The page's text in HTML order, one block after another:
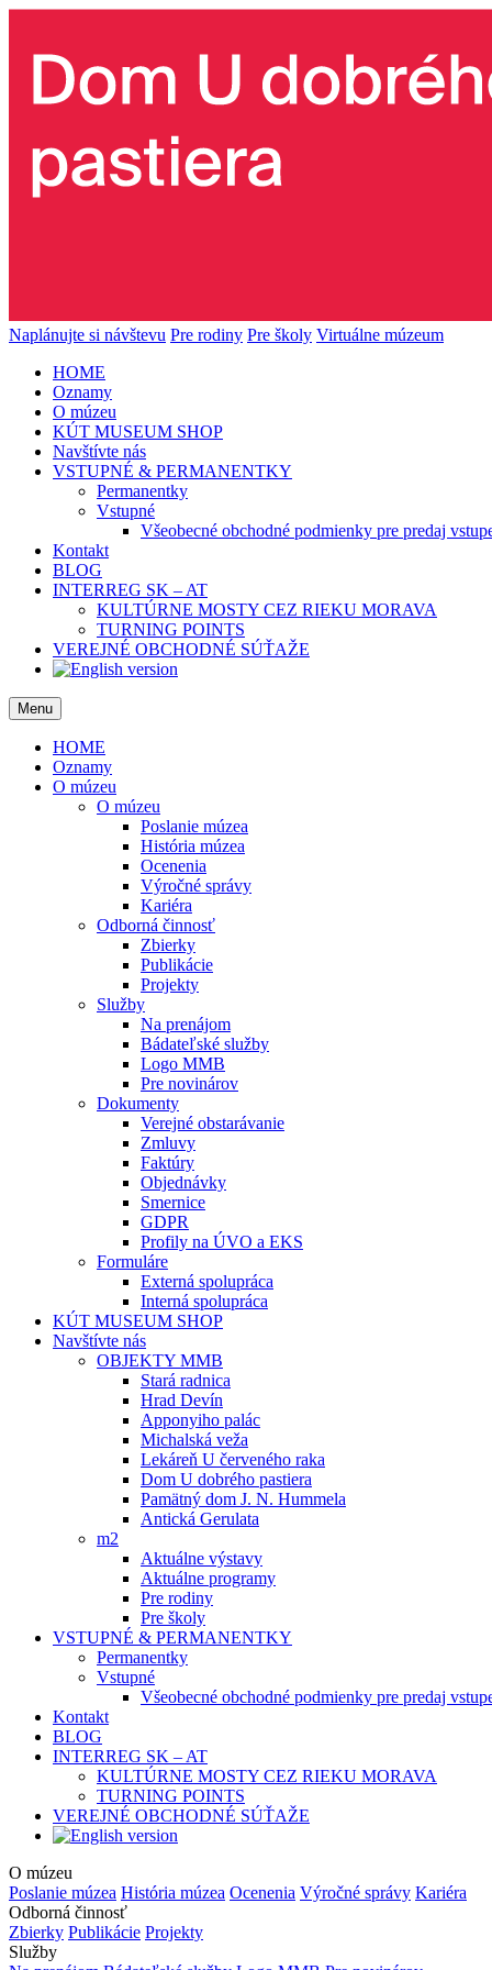
Naplánujte si návštevu Pre rodiny Pre školy Virtuálne múzeum
HOME
Oznamy
O múzeu
KÚT MUSEUM SHOP
Navštívte nás
VSTUPNÉ & PERMANENTKY
Permanentky
Vstupné
Všeobecné obchodné podmienky pre predaj
Kontakt
BLOG
INTERREG SK – AT
KULTÚRNE MOSTY CEZ RIEKU MORAVA
TURNING POINTS
VEREJNÉ OBCHODNÉ SÚŤAŽE
Menu
HOME
Oznamy
O múzeu
O múzeu
Poslanie múzea
História múzea
Ocenenia
Výročné správy
Kariéra
Odborná činnosť
Zbierky
Publikácie
Projekty
Služby
Na prenájom
Bádateľské služby
Logo MMB
Pre novinárov
Dokumenty
Verejné obstarávanie
Zmluvy
Faktúry
Objednávky
Smernice
GDPR
Profily na ÚVO a EKS
Formuláre
Externá spolupráca
Interná spolupráca
KÚT MUSEUM SHOP
Navštívte nás
OBJEKTY MMB
Stará radnica
Hrad Devín
Apponyiho palác
Michalská veža
Lekáreň U červeného raka
Dom U dobrého pastiera
Pamätný dom J. N. Hummela
Antická Gerulata
m2
Aktuálne výstavy
Aktuálne programy
Pre rodiny
Pre školy
VSTUPNÉ & PERMANENTKY
Permanentky
Vstupné
Všeobecné obchodné podmienky pre predaj
Kontakt
BLOG
INTERREG SK – AT
KULTÚRNE MOSTY CEZ RIEKU MORAVA
TURNING POINTS
VEREJNÉ OBCHODNÉ SÚŤAŽE
O múzeu
Poslanie múzea História múzea Ocenenia Výročné správy Kariéra
Odborná činnosť
Zbierky Publikácie Projekty
Služby